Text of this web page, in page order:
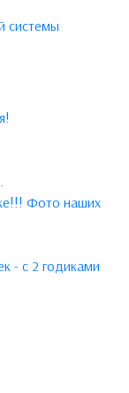
системы
Фото наших
- с 2 годиками